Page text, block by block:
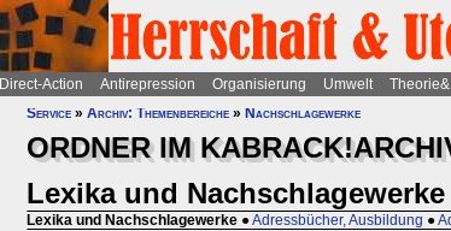
Direct-Action Antirepression Organisierung Umwelt
Service » Archiv: Themenbereiche » Nachschlagewerke
ORDNER IM
Lexika und Nachschlagewerke
Lexika und Nachschlagewerke ●Adressbücher, Ausbildung ●